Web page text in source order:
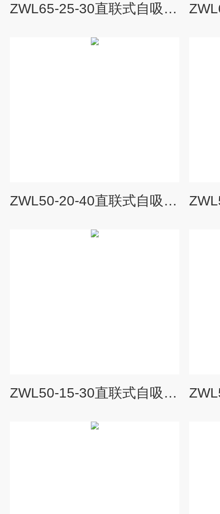
ZWL65-25-30直联式自吸排污泵
ZWL50-20-40直联式自吸排污泵
ZWL50-15-30直联式自吸排污泵